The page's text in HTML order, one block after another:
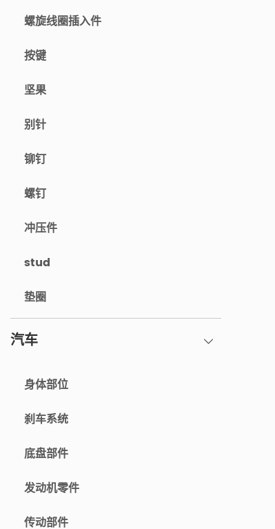
螺旋线圈插入件
按键
坚果
别针
铆钉
螺钉
冲压件
stud
垫圈
汽车
身体部位
刹车系统
底盘部件
发动机零件
传动部件